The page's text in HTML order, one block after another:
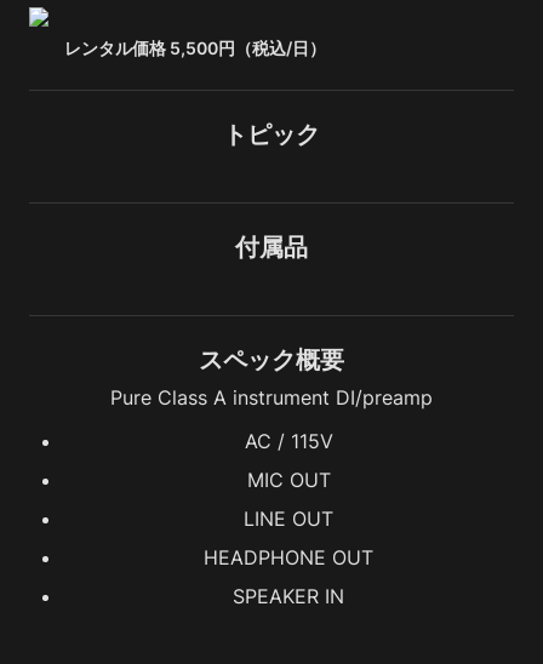
レンタル価格 5,500円（税込/日）
トピック
付属品
スペック概要
Pure Class A instrument DI/preamp
AC / 115V
MIC OUT
LINE OUT
HEADPHONE OUT
SPEAKER IN